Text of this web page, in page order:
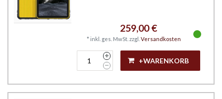
259,00 €
* inkl. ges. MwSt. zzgl. Versandkosten
+WARENKORB